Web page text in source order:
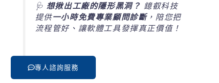
🩺 想揪出工廠的隱形黑洞？ 鐿叡科技
提供一小時免費專業顧問診斷，陪您把
流程管好、讓軟體工具發揮真正價值！
專人諮詢服務